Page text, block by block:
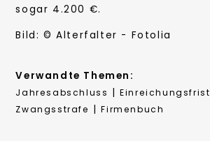
sogar 4.200 €.
Bild: © Alterfalter - Fotolia
Verwandte Themen:
Jahresabschluss |Einreichungsfrist
Zwangsstrafe |Firmenbuch